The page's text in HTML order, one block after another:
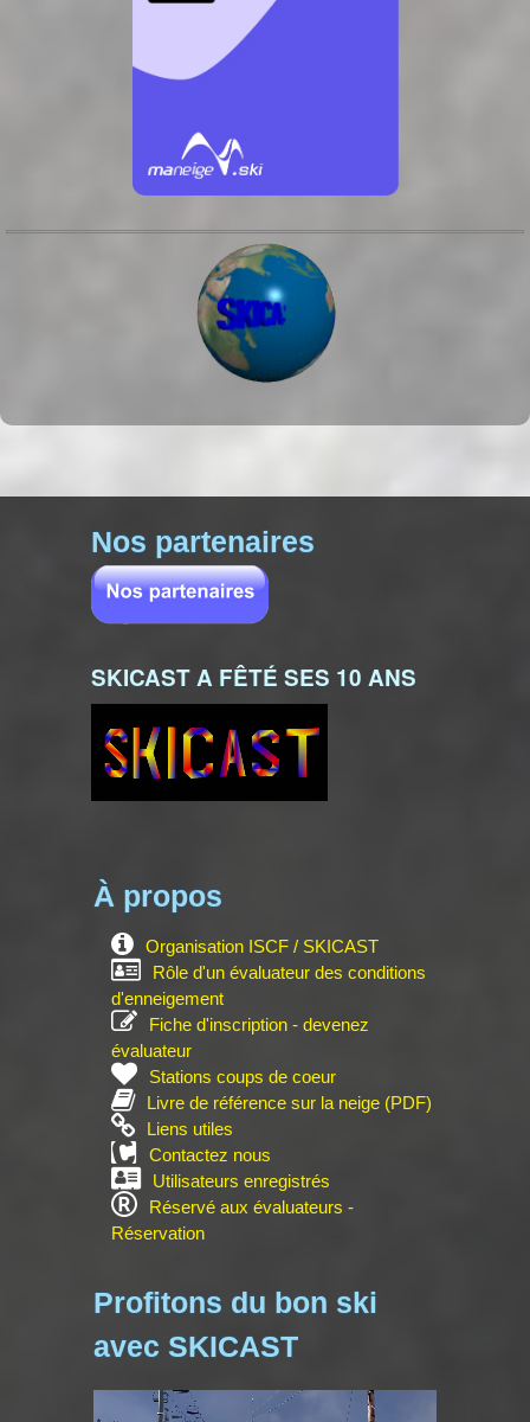
Nos partenaires
SKICAST A FÊTÉ SES 10 ANS
À propos
Organisation ISCF / SKICAST
Rôle d'un évaluateur des conditions
d'enneigement
Fiche d'inscription - devenez
évaluateur
Stations coups de coeur
Livre de référence sur la neige (PDF)
Liens utiles
Contactez nous
Utilisateurs enregistrés
Réservé aux évaluateurs -
Réservation
Profitons du bon ski
avec SKICAST